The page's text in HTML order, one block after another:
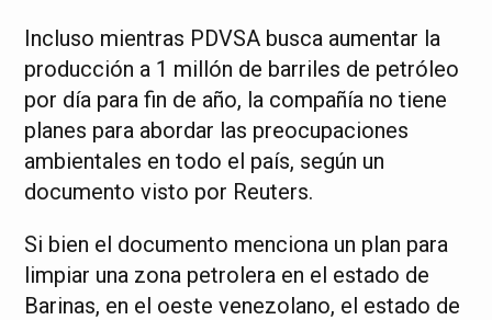
Incluso mientras PDVSA busca aumentar la
producción a 1 millón de barriles de petróleo
por día para fin de año, la compañía no tiene
planes para abordar las preocupaciones
ambientales en todo el país, según un
documento visto por Reuters.
Si bien el documento menciona un plan para
limpiar una zona petrolera en el estado de
Barinas, en el oeste venezolano, el estado de